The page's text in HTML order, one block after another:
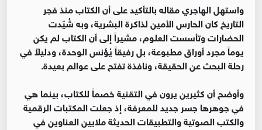
‏واستهل الهاجري مقاله بالتأكيد على أن الكتاب منذ فجر
التاريخ كان الحارس الأمين لذاكرة البشرية، وبه شُيّدت
الحضارات وتأسست العلوم، مشيراً إلى أن الكتاب لم يكن
يوماً مجرد أوراق مطبوعة، بل رفيقاً يُؤنس الوحدة، ودليلاً في
رحلة البحث عن الحقيقة، ونافذة تفتح على عوالم بعيدة.
‏وأوضح أن كثيرين يرون في التقنية خصماً للكتاب، بينما هي
في جوهرها جسر جديد للمعرفة، إذ جعلت المكتبات الرقمية
والكتب الصوتية والتطبيقات الحديثة ملايين العناوين في